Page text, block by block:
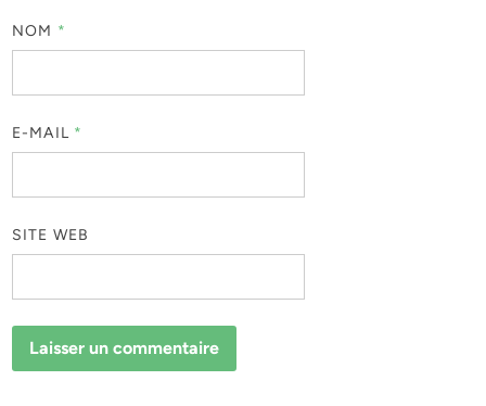
NOM *
E-MAIL *
SITE WEB